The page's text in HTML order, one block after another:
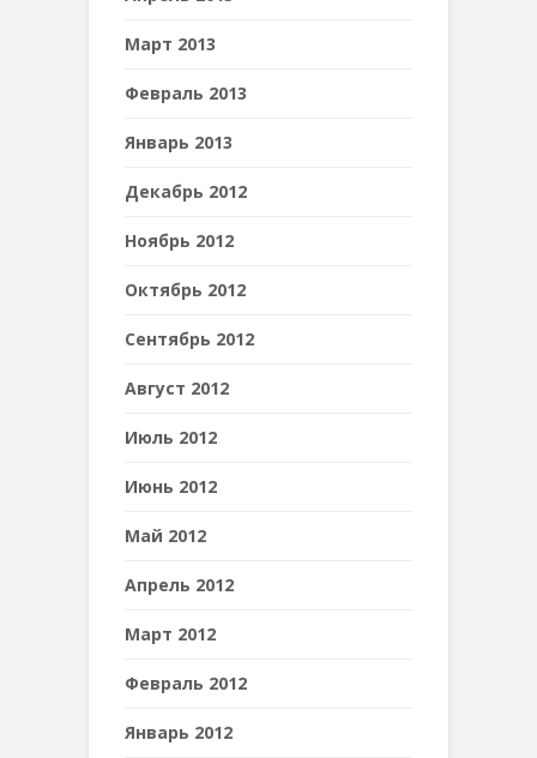
Март 2013
Февраль 2013
Январь 2013
Декабрь 2012
Ноябрь 2012
Октябрь 2012
Сентябрь 2012
Август 2012
Июль 2012
Июнь 2012
Май 2012
Апрель 2012
Март 2012
Февраль 2012
Январь 2012